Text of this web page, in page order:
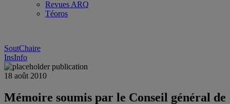
Revues ARQ
Téoros
SoutChaire
InsInfo
18 août 2010
Mémoire soumis par le Conseil général de